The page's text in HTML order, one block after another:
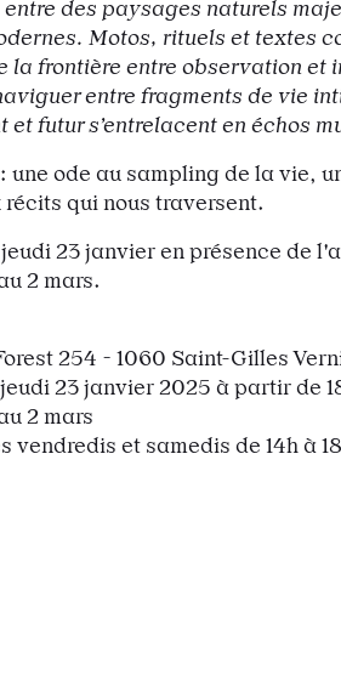
des paysages naturels
Motos, rituels et textes
la frontière entre observation et
entre fragments de vie
et futur s’entrelacent en échos
: une ode au sampling de la vie,
qui nous traversent.
23 janvier en présence de
2 mars.
254 - 1060 Saint-Gilles
23 janvier 2025 à partir de
2 mars
vendredis et samedis de 14h à